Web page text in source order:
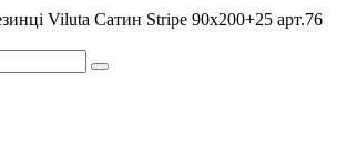
Viluta Сатин Stripe 90х200+25 арт.76